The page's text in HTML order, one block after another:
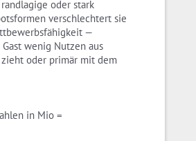
oder stark
verschlechtert sie
—
wenig Nutzen aus
oder primär mit dem
in Mio =